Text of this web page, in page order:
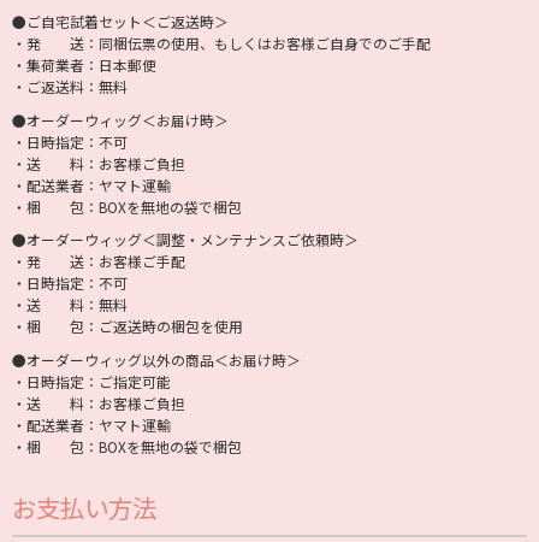
●ご自宅試着セット＜ご返送時＞
・発 送：同梱伝票の使用、もしくはお客様ご自身でのご手配
・集荷業者：日本郵便
・ご返送料：無料
●オーダーウィッグ＜お届け時＞
・日時指定：不可
・送 料：お客様ご負担
・配送業者：ヤマト運輸
・梱 包：BOXを無地の袋で梱包
●オーダーウィッグ＜調整・メンテナンスご依頼時＞
・発 送：お客様ご手配
・日時指定：不可
・送 料：無料
・梱 包：ご返送時の梱包を使用
●オーダーウィッグ以外の商品＜お届け時＞
・日時指定：ご指定可能
・送 料：お客様ご負担
・配送業者：ヤマト運輸
・梱 包：BOXを無地の袋で梱包
お支払い方法